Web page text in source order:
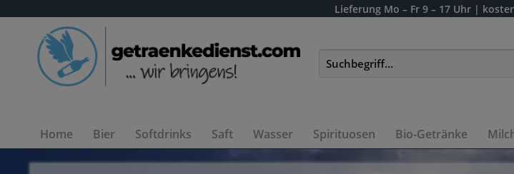
Lieferung Mo – Fr 9 – 17 Uhr |
Home Bier Softdrinks Saft Wasser Spirituosen Bio-Getränke